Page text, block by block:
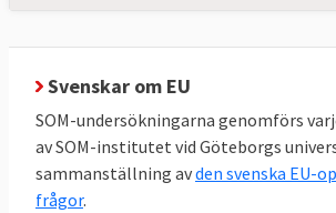
Svenskar om EU
SOM-undersökningarna genomförs
av SOM-institutet vid Göteborgs
sammanställning avden svenska EU-
frågor.